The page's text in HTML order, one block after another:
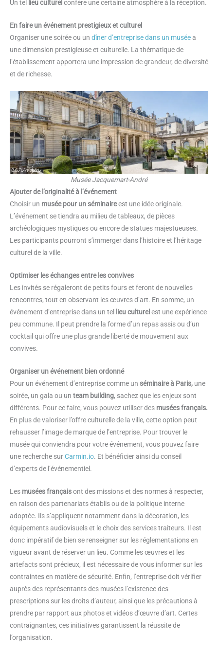
Un tel
lieu culturel confère une certaine atmosphère à la réception.
En faire un événement prestigieux et culturel
Organiser une soirée ou un dîner d’entreprise dans un muséea
une dimension prestigieuse et culturelle. La thématique de
l’établissement apportera une impression de grandeur, de diversité
et de richesse.
Musée Jacquemart-André
Ajouter de l’originalité à l’événement
Choisir un musée pour un séminaireest une idée originale.
L’événement se tiendra au milieu de tableaux, de pièces
archéologiques mystiques ou encore de statues majestueuses.
Les participants pourront s’immerger dans l’histoire et l’héritage
culturel de la ville.
Optimiser les échanges entre les convives
Les invités se régaleront de petits fours et feront de nouvelles
rencontres, tout en observant les œuvres d’art. En somme, un
événement d’entreprise dans un tel
lieu culturel est une expérience
peu commune. Il peut prendre la forme d’un repas assis ou d’un
cocktail qui offre une plus grande liberté de mouvement aux
convives.
Organiser un événement bien ordonné
Pour un événement d’entreprise comme un séminaire à Paris, une
soirée, un gala ou un team building, sachez que les enjeux sont
différents. Pour ce faire, vous pouvez utiliser des musées français.
En plus de valoriser l’offre culturelle de la ville, cette option peut
rehausser l’image de marque de l’entreprise. Pour trouver le
musée qui conviendra pour votre événement, vous pouvez faire
une recherche surCarmin.io. Et bénéficier ainsi du conseil
d’experts de l’événementiel.
Les musées françaisont des missions et des normes à respecter,
en raison des partenariats établis ou de la politique interne
adoptée. Ils s’appliquent notamment dans la décoration, les
équipements audiovisuels et le choix des services traiteurs. Il est
donc impératif de bien se renseigner sur les réglementations en
vigueur avant de réserver un lieu. Comme les œuvres et les
artefacts sont précieux, il est nécessaire de vous informer sur les
contraintes en matière de sécurité. Enfin, l’entreprise doit vérifier
auprès des représentants des musées l’existence des
prescriptions sur les droits d’auteur, ainsi que les précautions à
prendre par rapport aux photos et vidéos d’œuvre d’art. Certes
contraignantes, ces initiatives garantissent la réussite de
l’organisation.